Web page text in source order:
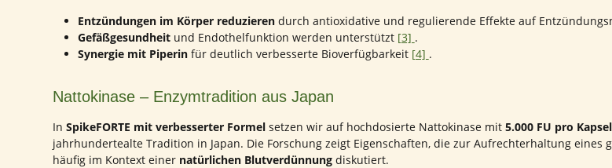
Entzündungen im Körper reduzierendurch antioxidative und regulierende Effekte auf
Gefäßgesundheitund Endothelfunktion werden unterstützt [3] .
Synergie mit Piperinfür deutlich verbesserte Bioverfügbarkeit [4] .
Nattokinase – Enzymtradition aus Japan
In SpikeFORTE mit verbesserter Formelsetzen wir auf hochdosierte Nattokinase mit 5.000 FU pro Kapsel
jahrhundertealte Tradition in Japan. Die Forschung zeigt Eigenschaften, die zur Aufrechterhaltung
häufig im Kontext einer natürlichen Blutverdünnungdiskutiert.